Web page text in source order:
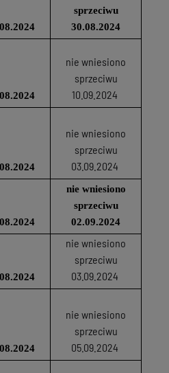
sprzeciwu
30.08.2024
nie wniesiono
sprzeciwu
10.09.2024
nie wniesiono
sprzeciwu
03.09.2024
nie wniesiono
sprzeciwu
02.09.2024
nie wniesiono
sprzeciwu
03.09.2024
nie wniesiono
sprzeciwu
05.09.2024